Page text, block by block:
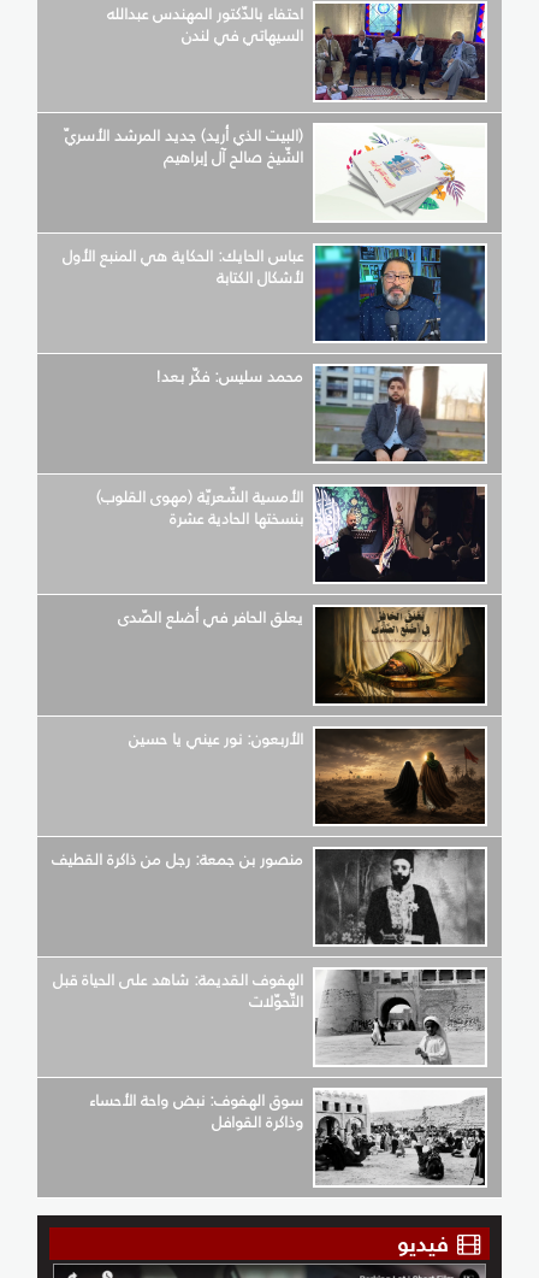
احتفاء بالدّكتور المهندس عبدالله
السيهاتي في لندن
(البيت الذي أريد) جديد المرشد الأسريّ
الشّيخ صالح آل إبراهيم
عباس الحايك: الحكاية هي المنبع الأول
لأشكال الكتابة
محمد سليس: فكّر بعد!
الأمسية الشّعريّة (مهوى القلوب)
بنسختها الحادية عشرة
يعلق الحافر في أضلع الصّدى
الأربعون: نور عيني يا حسين
منصور بن جمعة: رجل من ذاكرة القطيف
الهفوف القديمة: شاهد على الحياة قبل
التّحوّلات
سوق الهفوف: نبض واحة الأحساء
وذاكرة القوافل
فيديو